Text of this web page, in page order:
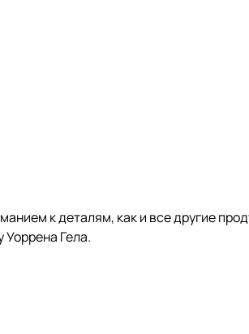
к деталям, как и все другие
Гела.